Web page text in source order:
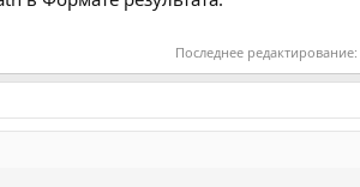
Последнее редактирование: